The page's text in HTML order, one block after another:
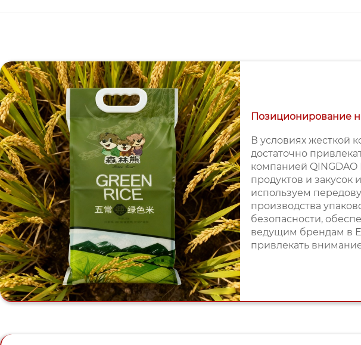
Позиционирование
В условиях жесткой
достаточно
компанией QINGDAO
продуктов и
используем
производства
безопасности,
ведущим брендам в
привлекать